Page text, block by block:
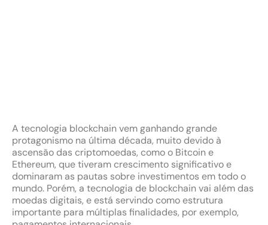
A tecnologia blockchain vem ganhando grande
protagonismo na última década, muito devido à
ascensão das criptomoedas, como o Bitcoin e
Ethereum, que tiveram crescimento significativo e
dominaram as pautas sobre investimentos em todo o
mundo. Porém, a tecnologia de blockchain vai além das
moedas digitais, e está servindo como estrutura
importante para múltiplas finalidades, por exemplo,